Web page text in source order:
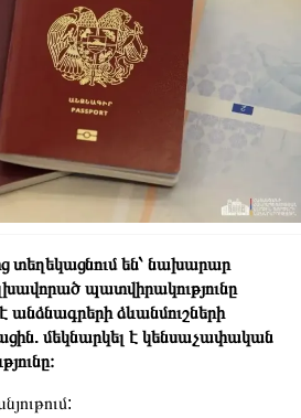
տեղեկացնում են՝ նախարար
պատվիրակությունը
անձնագրերի ձևանմուշների
մեկնարկել է կենսաչափական